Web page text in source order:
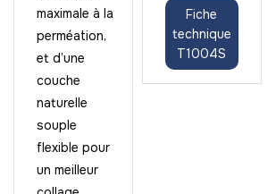
maximale à la
perméation,
et d’une
couche
naturelle
souple
flexible pour
un meilleur
Fiche
technique
T1004S